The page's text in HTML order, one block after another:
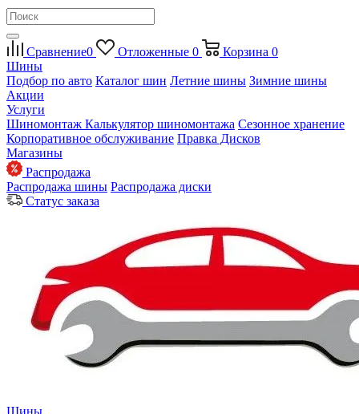
Сравнение0 Отложенные 0 Корзина 0
Шины
Подбор по авто Каталог шин Летние шины Зимние шины
Акции
Услуги
Шиномонтаж Калькулятор шиномонтажа Сезонное хранение
Корпоративное обслуживание Правка Дисков
Магазины
Распродажа
Распродажа шины Распродажа диски
Статус заказа
Шины